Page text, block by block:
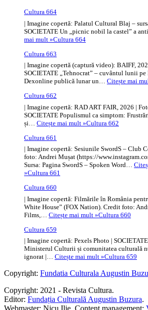
Cultura 664
| Imagine copertă: Palatul Cultural Blaj –
SOCIETATE Un „picnic nobil la castel” a
mai mult »Cultura 664
Cultura 663
| Imagine copertă (captură video): BAIFF,
SOCIETATE „Tehnocrat” – cuvântul lunii
Dexonline publică lunar un… Citește mai
Cultura 662
| Imagine copertă: RAD ART FAIR, 2026 |
SOCIETATE Populismul ca simptom:
și… Citește mai mult »Cultura 662
Cultura 661
| Imagine copertă: Sesiunile SwordS – Club
foto: Andrei Mușat (https://
Sursa: Pagina SwordS – Spoken Word…
»Cultura 661
Cultura 660
| Imagine copertă: Filmările în România
White House” (FOX Nation). Credit foto:
Films,… Citește mai mult »Cultura 660
Cultura 659
| Imagine copertă: Pexels Photo |
Ministerul Culturii și comunitatea culturală
ignorat |… Citește mai mult »Cultura 659
Copyright: Fundatia Culturala Augustin
Copyright: 2021 - Revista Cultura.
Editor: Fundația Culturală Augustin Buzura.